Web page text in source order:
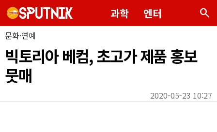
과학 엔터 search
문화·연예
빅토리아 베컴, 초고가 제품 홍보
뭇매
2020-05-23 10:27